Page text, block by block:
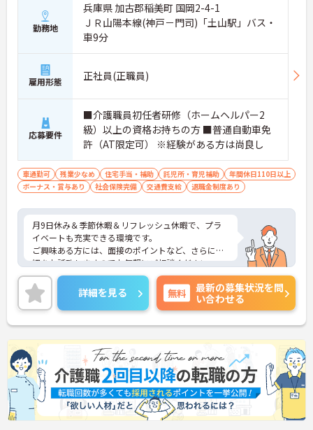
勤務地
兵庫県 加古郡稲美町 国岡2-4-1
ＪＲ山陽本線(神戸－門司)「土山駅」バス・
車9分
雇用形態 正社員(正職員)
応募要件
■介護職員初任者研修（ホームヘルパー2
級）以上の資格お持ちの方 ■普通自動車免
許（AT限定可） ※経験がある方は尚良し
車通勤可 残業少なめ 住宅手当・補助 託児所・育児補助
年間休日110日以上
ボーナス・賞与あり
社会保険完備 交通費支給 退職金制度あり
月9日休み＆季節休暇＆リフレッシュ休暇で、プラ
イベートも充実できる環境です。
ご興味ある方には、面接のポイントなど、さらに詳
細をお話致しますのでお気軽にご相談ください。
詳細を見る 無料
最新の募集状況を問
い合わせる